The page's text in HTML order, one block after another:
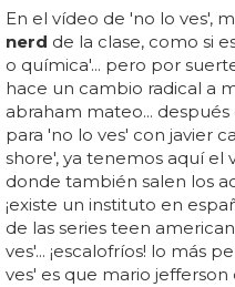
En el vídeo de 'no lo ves',
nerd de la clase, como si
o química'... pero por
hace un cambio radical a
abraham mateo...
para 'no lo ves' con javier
shore', ya tenemos aquí el
donde también salen los
¡existe un instituto en
de las series teen
ves'... ¡escalofríos! lo más
ves' es que mario jefferson